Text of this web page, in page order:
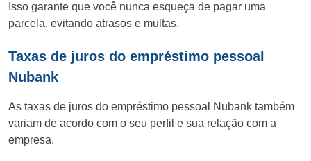
Isso garante que você nunca esqueça de pagar uma
parcela, evitando atrasos e multas.
Taxas de juros do empréstimo pessoal
Nubank
As taxas de juros do empréstimo pessoal Nubank também
variam de acordo com o seu perfil e sua relação com a
empresa.